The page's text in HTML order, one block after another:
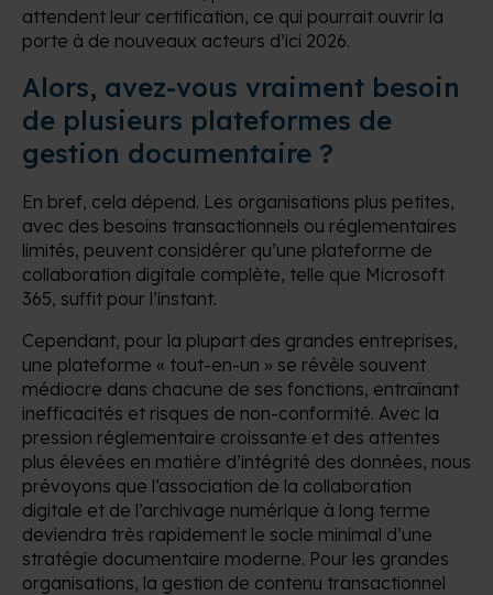
attendent leur certification, ce qui pourrait ouvrir la
porte à de nouveaux acteurs d’ici 2026.
Alors, avez-vous vraiment besoin
de plusieurs plateformes de
gestion documentaire ?
En bref, cela dépend. Les organisations plus petites,
avec des besoins transactionnels ou réglementaires
limités, peuvent considérer qu’une plateforme de
collaboration digitale complète, telle que Microsoft
365, suffit pour l’instant.
Cependant, pour la plupart des grandes entreprises,
une plateforme « tout-en-un » se révèle souvent
médiocre dans chacune de ses fonctions, entraînant
inefficacités et risques de non-conformité. Avec la
pression réglementaire croissante et des attentes
plus élevées en matière d’intégrité des données, nous
prévoyons que l’association de la collaboration
digitale et de l’archivage numérique à long terme
deviendra très rapidement le socle minimal d’une
stratégie documentaire moderne. Pour les grandes
organisations, la gestion de contenu transactionnel